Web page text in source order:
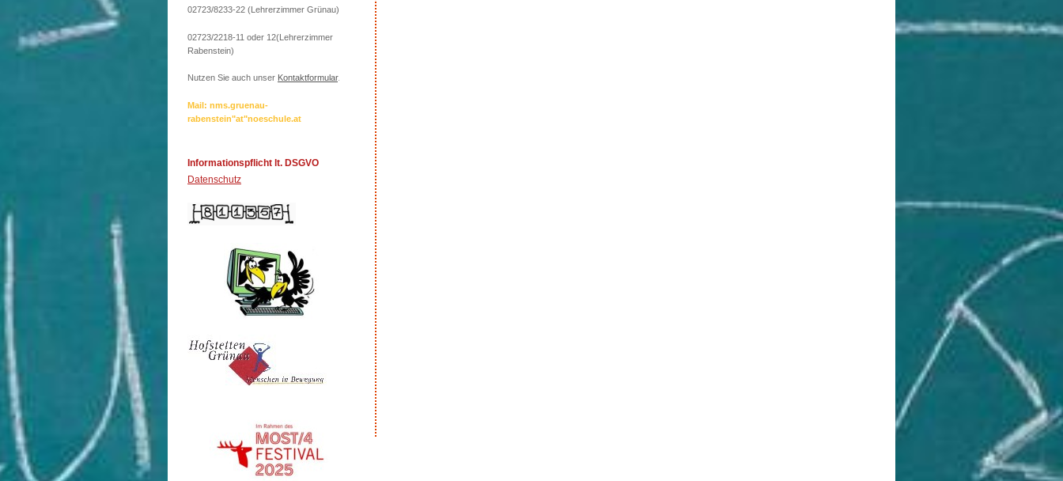
02723/8233-22 (Lehrerzimmer Grünau)
02723/2218-11 oder 12(Lehrerzimmer
Rabenstein)
Nutzen Sie auch unser Kontaktformular.
Mail: nms.gruenau-
rabenstein"at"noeschule.at
Informationspflicht lt. DSGVO
Datenschutz